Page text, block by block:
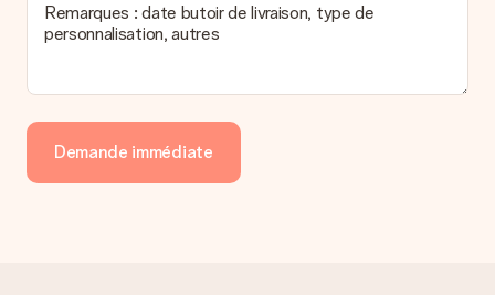
Remarques : date butoir de livraison, type de
personnalisation, autres
Demande immédiate